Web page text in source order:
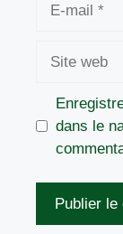
dans le